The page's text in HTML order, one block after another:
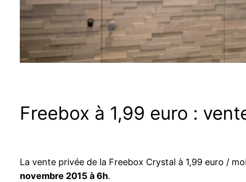
Freebox à 1,99 euro :
La vente privée de la Freebox Crystal à 1,99 euro /
novembre 2015 à 6h.